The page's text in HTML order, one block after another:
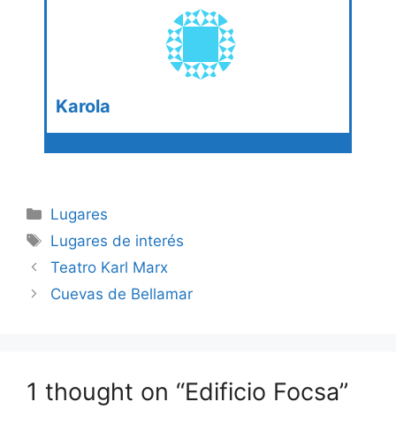
Karola
Categories
Lugares
Tags
Lugares de interés
Teatro Karl Marx
Cuevas de Bellamar
1 thought on “Edificio Focsa”